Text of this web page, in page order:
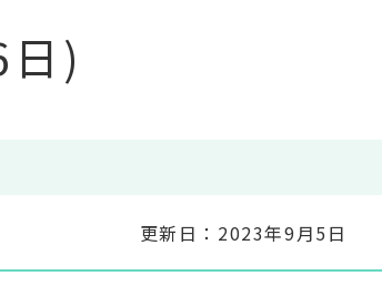
)
更新日：2023年9月5日